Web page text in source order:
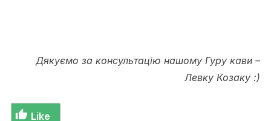
Дякуємо за консультацію нашому Гуру кави –
Левку Козаку :)
Like